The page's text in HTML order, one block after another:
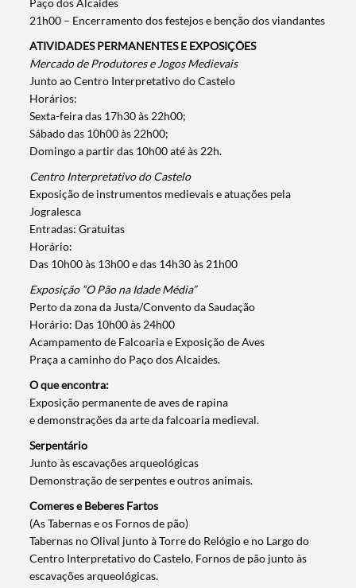
Categorias gerais
Filtros
21h00 – Encerramento dos festejos e benção dos viandantes
ATIVIDADES PERMANENTES E EXPOSIÇÕES
Mercado de Produtores e Jogos Medievais
Junto ao Centro Interpretativo do Castelo
Horários:
Sexta-feira das 17h30 às 22h00;
Sábado das 10h00 às 22h00;
Domingo a partir das 10h00 até às 22h.
Centro Interpretativo do Castelo
Exposição de instrumentos medievais e atuações pela
Jogralesca
Entradas: Gratuitas
Horário:
Das 10h00 às 13h00 e das 14h30 às 21h00
Exposição “O Pão na Idade Média”
Perto da zona da Justa/Convento da Saudação
Horário: Das 10h00 às 24h00
Acampamento de Falcoaria e Exposição de Aves
Praça a caminho do Paço dos Alcaides.
O que encontra:
Exposição permanente de aves de rapina
e demonstrações da arte da falcoaria medieval.
Serpentário
Junto às escavações arqueológicas
Demonstração de serpentes e outros animais.
Comeres e Beberes Fartos
(As Tabernas e os Fornos de pão)
Tabernas no Olival junto à Torre do Relógio e no Largo do
Centro Interpretativo do Castelo, Fornos de pão junto às
escavações arqueológicas.